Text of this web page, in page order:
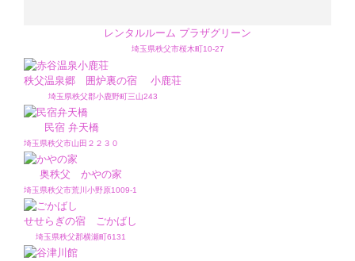
レンタルルーム プラザグリーン
埼玉県秩父市桜木町10-27
秩父温泉郷 囲炉裏の宿 小鹿荘
埼玉県秩父郡小鹿野町三山243
民宿 弁天橋
埼玉県秩父市山田２２３０
奥秩父 かやの家
埼玉県秩父市荒川小野原1009-1
せせらぎの宿 ごかばし
埼玉県秩父郡横瀬町6131